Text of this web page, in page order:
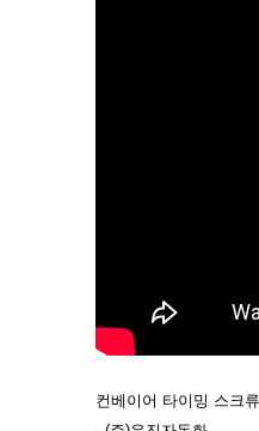
컨베이어 타이밍 스크